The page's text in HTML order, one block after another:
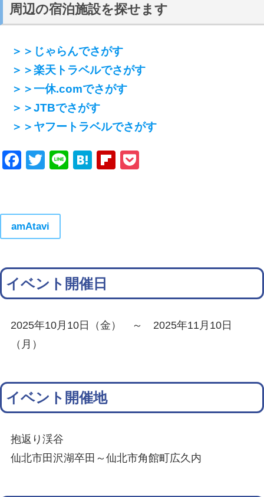
周辺の宿泊施設を探せます
＞＞じゃらんでさがす
＞＞楽天トラベルでさがす
＞＞一休.comでさがす
＞＞JTBでさがす
＞＞ヤフートラベルでさがす
Facebook
Twitter
LineHatenaFlipboard
amAtavi
イベント開催日
2025年10月10日（金） ～ 2025年11月10日
（月）
イベント開催地
抱返り渓谷
仙北市田沢湖卒田～仙北市角館町広久内